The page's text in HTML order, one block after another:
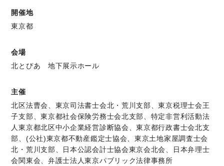
開催地
東京都
会場
北とぴあ 地下展示ホール
主催
北区法曹会、東京司法書士会北・荒川支部、東京税理士会王
子支部、東京都社会保険労務士会北支部、特定非営利活動法
人東京都北区中小企業経営診断協会、東京都行政書士会北支
部、(公社)東京都不動産鑑定士協会、東京土地家屋調査士会
北・荒川支部、日本公認会計士協会東京会北会、日本弁理士
会関東会、弁護士法人東京パブリック法律事務所